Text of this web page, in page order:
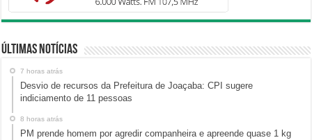
Últimas Notícias
7 horas atrás
Desvio de recursos da Prefeitura de Joaçaba: CPI sugere
indiciamento de 11 pessoas
8 horas atrás
PM prende homem por agredir companheira e apreende quase 1 kg